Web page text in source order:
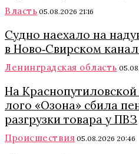
Власть 05.08.2026 21:16
Судно наехало на
в Ново‑Свирском
Ленинградская область
На
лого «Озона» сбила
разгрузки товара у ПВЗ
Происшествия 05.08.2026 20:46